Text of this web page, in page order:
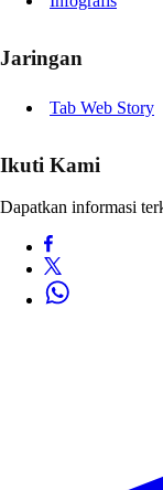
Jaringan
Tab Web Story
Ikuti Kami
Dapatkan informasi